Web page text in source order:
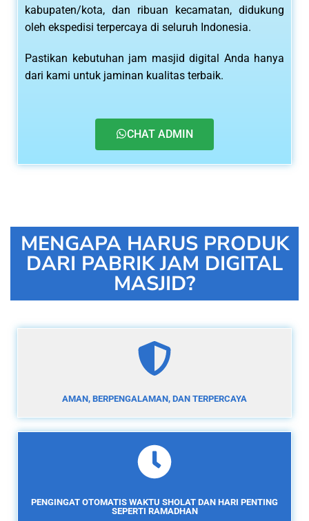
kabupaten/kota, dan ribuan kecamatan, didukung
oleh ekspedisi terpercaya di seluruh Indonesia.
Pastikan kebutuhan jam masjid digital Anda hanya
dari kami untuk jaminan kualitas terbaik.
CHAT ADMIN
MENGAPA HARUS PRODUK
DARI PABRIK JAM DIGITAL
MASJID?
AMAN, BERPENGALAMAN, DAN TERPERCAYA
PENGINGAT OTOMATIS WAKTU SHOLAT DAN HARI PENTING
SEPERTI RAMADHAN